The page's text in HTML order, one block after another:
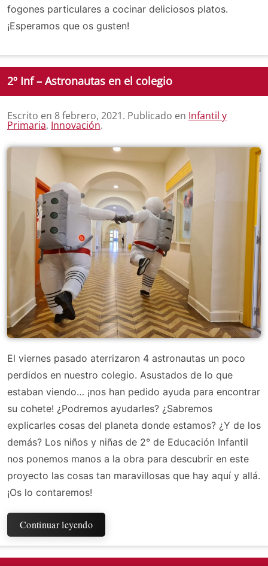
fogones particulares a cocinar deliciosos platos.
¡Esperamos que os gusten!
2º Inf – Astronautas en el colegio
Escrito en 8 febrero, 2021. Publicado en Infantil y
Primaria, Innovación.
El viernes pasado aterrizaron 4 astronautas un poco
perdidos en nuestro colegio. Asustados de lo que
estaban viendo… ¡nos han pedido ayuda para encontrar
su cohete! ¿Podremos ayudarles? ¿Sabremos
explicarles cosas del planeta donde estamos? ¿Y de los
demás? Los niños y niñas de 2° de Educación Infantil
nos ponemos manos a la obra para descubrir en este
proyecto las cosas tan maravillosas que hay aquí y allá.
¡Os lo contaremos!
Continuar leyendo